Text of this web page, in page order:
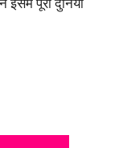
इसमें पूरी दुनिया